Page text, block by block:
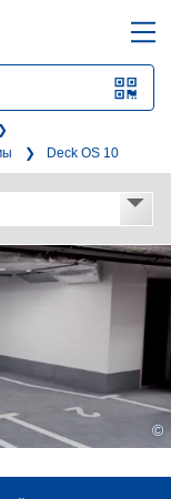
QR-
oder
Deck OS 10
©